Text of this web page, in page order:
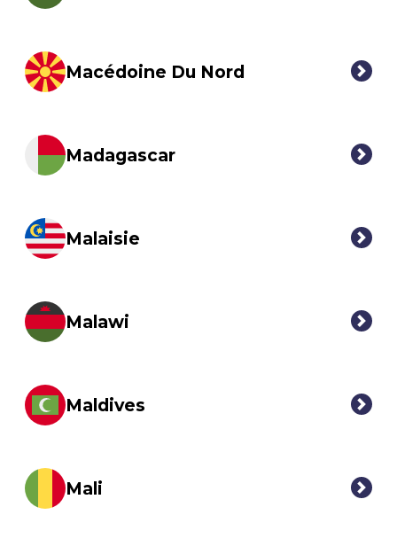
Macédoine Du Nord
Madagascar
Malaisie
Malawi
Maldives
Mali